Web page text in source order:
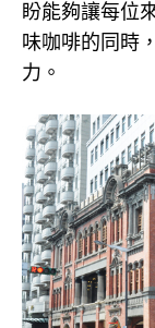
盼能夠讓每位
味咖啡的同時
力。